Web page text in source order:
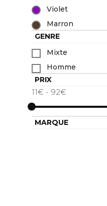
Violet
Marron
GENRE
Mixte
Homme
PRIX
11€ - 92€
MARQUE